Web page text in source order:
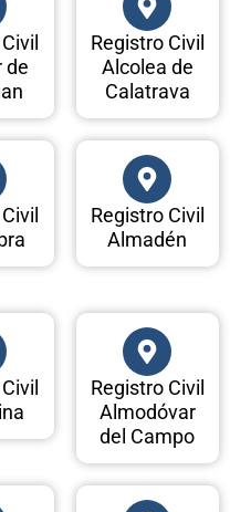
de
Registro Civil
Alcolea de
Calatrava
Registro Civil
Almadén
Registro Civil
Almodóvar
del Campo